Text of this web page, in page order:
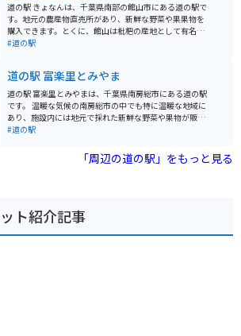
道の駅 きょなんは、千葉県南部の館山市にある道の駅で
す。地元の農産物直売所があり、新鮮な野菜や果果物を
購入できます。とくに、館山は枇杷の産地として有名な
ので、旬の時期にはぜひ枇杷を味わってみてください。
バイクで訪れる際は、海岸線を走るのがおすすめです。
道の駅から少し足を伸ばせば、海水浴やマリンスポーツ
を楽しめるスポットもあります。
#道の駅
道の駅 富楽里とみやま
道の駅 富楽里とみやまは、千葉県南房総市にある道の駅
です。 温暖な気候の南房総市の中でも特に温暖な地域に
あり、施設内には地元で採れた新鮮な野菜や果物が販売
されている直売所や、房総の海の幸を使った料理が楽し
平洋を一望できる富山（とみさん）や、四季折々の花が
楽しめる道の駅とみうら枇杷倶楽部など、観光スポット
ぜひお立ち寄りください。 【おすすめポイント】 * 地元
の新鮮な野菜や果物が購入できる * 房総の海の幸を使っ
た料理が楽しめる * 太平洋を一望できる富山（とみさ
#道の駅
「周辺の道の駅」をもっと見る
ト紹介記事